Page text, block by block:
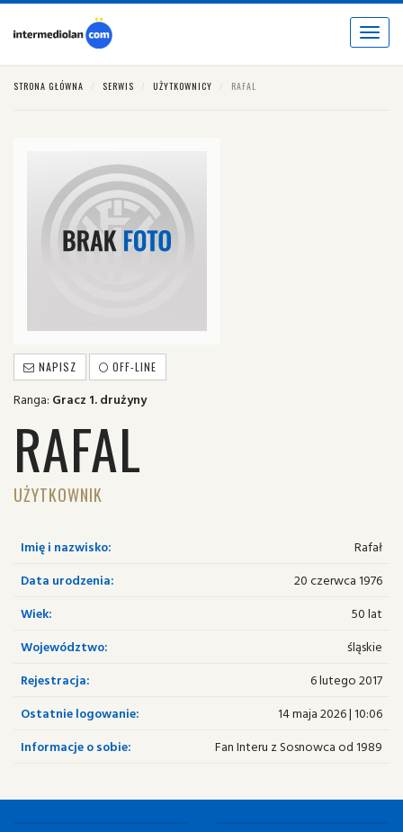
Toggle
STRONA GŁÓWNA SERWIS UŻYTKOWNICY RAFAL
NAPISZ OFF-LINE
Ranga: Gracz 1. drużyny
RAFAL
UŻYTKOWNIK
Imię i nazwisko:
Rafał
Data urodzenia:
20 czerwca 1976
Wiek:
50 lat
Województwo:
śląskie
Rejestracja:
6 lutego 2017
Ostatnie logowanie:
14 maja 2026 | 10:06
Informacje o sobie:
Fan Interu z Sosnowca od 1989